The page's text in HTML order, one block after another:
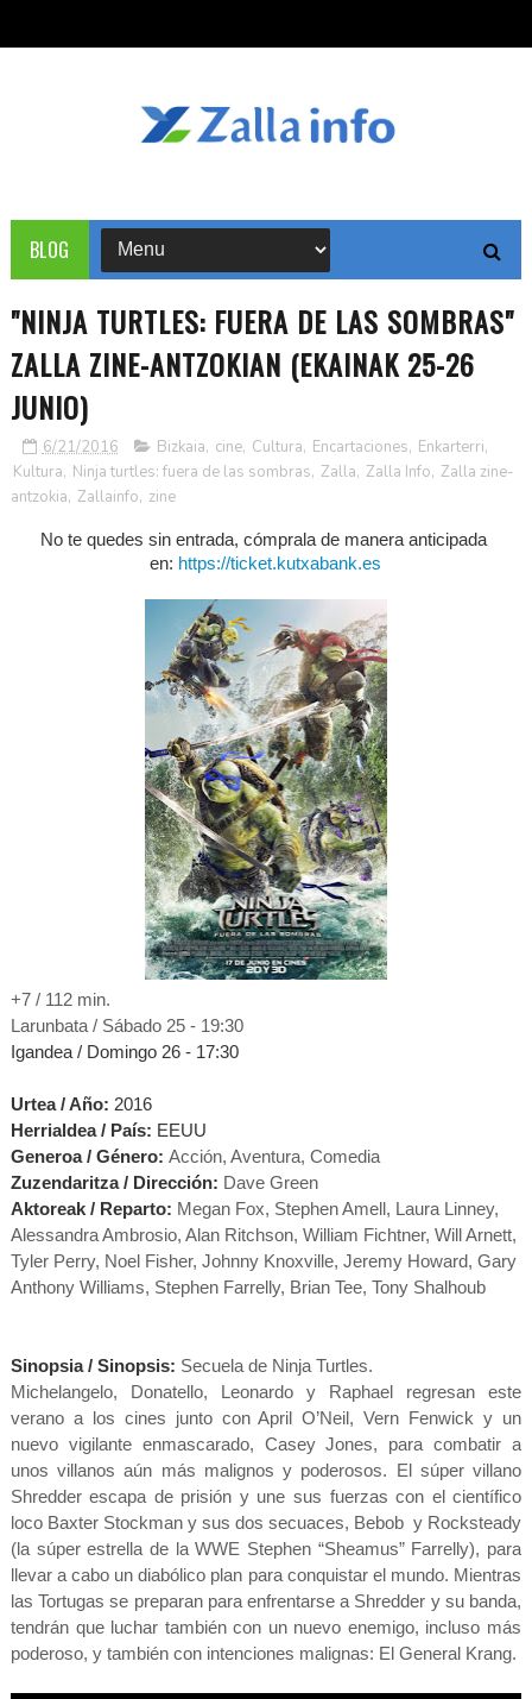
BLOG
"NINJA TURTLES: FUERA DE LAS SOMBRAS"
ZALLA ZINE-ANTZOKIAN (EKAINAK 25-26
JUNIO)
6/21/2016 Bizkaia, cine, Cultura, Encartaciones, Enkarterri,
Kultura, Ninja turtles: fuera de las sombras, Zalla, Zalla Info, Zalla zine-
antzokia, Zallainfo, zine
No te quedes sin entrada, cómprala de manera anticipada
en: https://ticket.kutxabank.es
+7 / 112 min.
Larunbata / Sábado 25 - 19:30
Igandea / Domingo 26 - 17:30
Urtea / Año: 2016
Herrialdea / País: EEUU
Generoa / Género: Acción, Aventura, Comedia
Zuzendaritza / Dirección: Dave Green
Aktoreak / Reparto: Megan Fox, Stephen Amell, Laura Linney,
Alessandra Ambrosio, Alan Ritchson, William Fichtner, Will Arnett,
Tyler Perry, Noel Fisher, Johnny Knoxville, Jeremy Howard, Gary
Anthony Williams, Stephen Farrelly, Brian Tee, Tony Shalhoub
Sinopsia / Sinopsis: Secuela de Ninja Turtles.
Michelangelo, Donatello, Leonardo y Raphael regresan este
verano a los cines junto con April O’Neil, Vern Fenwick y un
nuevo vigilante enmascarado, Casey Jones, para combatir a
unos villanos aún más malignos y poderosos. El súper villano
Shredder escapa de prisión y une sus fuerzas con el científico
loco Baxter Stockman y sus dos secuaces, Bebob y Rocksteady
(la súper estrella de la WWE Stephen “Sheamus” Farrelly), para
llevar a cabo un diabólico plan para conquistar el mundo. Mientras
las Tortugas se preparan para enfrentarse a Shredder y su banda,
tendrán que luchar también con un nuevo enemigo, incluso más
poderoso, y también con intenciones malignas: El General Krang.